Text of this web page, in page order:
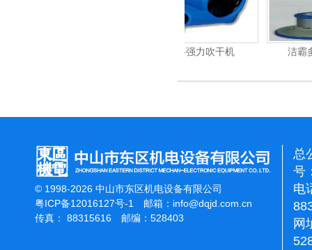
洁霸多功能刷地机
© 1998-2026 中山市东区机电设备有限公司
粤ICP备12016127号-1
邮箱： info@dqjd.com.cn
传真： 88315616 邮编：528403
总
号
电
网